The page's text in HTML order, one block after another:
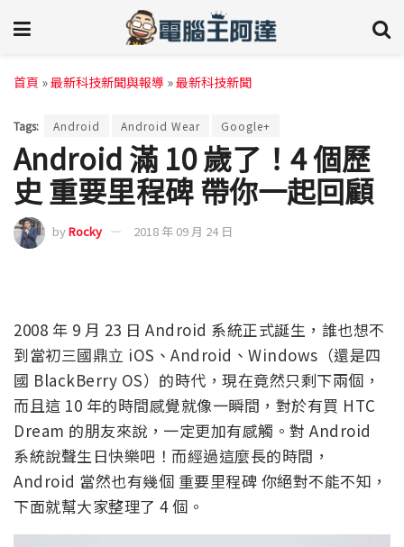
首頁 »最新科技新聞與報導 »最新科技新聞
Tags: Android Android Wear Google+
Android 滿 10 歲了！4 個歷
史 重要里程碑 帶你一起回顧
byRocky 2018 年 09 月 24 日
2008 年 9 月 23 日 Android 系統正式誕生，誰也想不
到當初三國鼎立 iOS、Android、Windows（還是四
國 BlackBerry OS）的時代，現在竟然只剩下兩個，
而且這 10 年的時間感覺就像一瞬間，對於有買 HTC
Dream 的朋友來說，一定更加有感觸。對 Android
系統說聲生日快樂吧！而經過這麼長的時間，
Android 當然也有幾個 重要里程碑 你絕對不能不知，
下面就幫大家整理了 4 個。